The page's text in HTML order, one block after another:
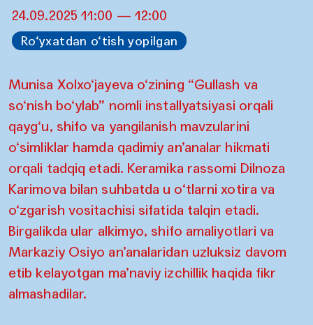
24.09.2025 11:00 — 12:00
Ro‘yxatdan o‘tish yopilgan
Munisa Xolxo‘jayeva o‘zining “Gullash va
so‘nish bo‘ylab” nomli installyatsiyasi orqali
qayg‘u, shifo va yangilanish mavzularini
o‘simliklar hamda qadimiy an’analar hikmati
orqali tadqiq etadi. Keramika rassomi Dilnoza
Karimova bilan suhbatda u o‘tlarni xotira va
o‘zgarish vositachisi sifatida talqin etadi.
Birgalikda ular alkimyo, shifo amaliyotlari va
Markaziy Osiyo an’analaridan uzluksiz davom
etib kelayotgan ma’naviy izchillik haqida fikr
almashadilar.